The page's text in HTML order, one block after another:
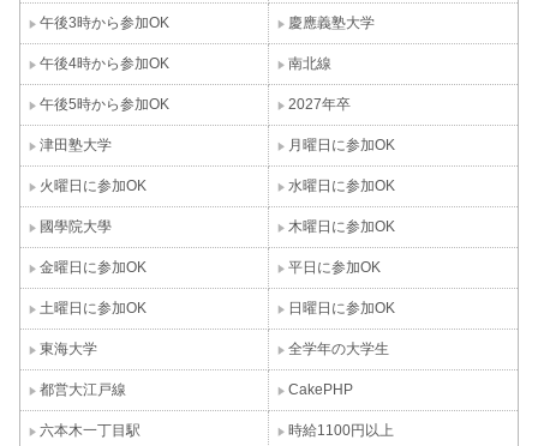
午後3時から参加OK 慶應義塾大学
午後4時から参加OK 南北線
午後5時から参加OK 2027年卒
津田塾大学 月曜日に参加OK
火曜日に参加OK 水曜日に参加OK
國學院大學 木曜日に参加OK
金曜日に参加OK 平日に参加OK
土曜日に参加OK 日曜日に参加OK
東海大学 全学年の大学生
都営大江戸線 CakePHP
六本木一丁目駅 時給1100円以上